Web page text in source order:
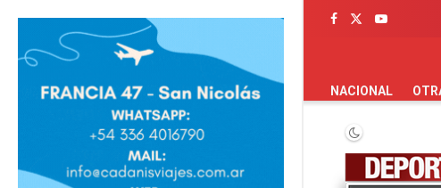
PORTADA
NACIONAL